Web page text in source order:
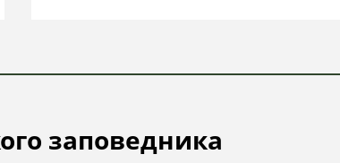
заповедника